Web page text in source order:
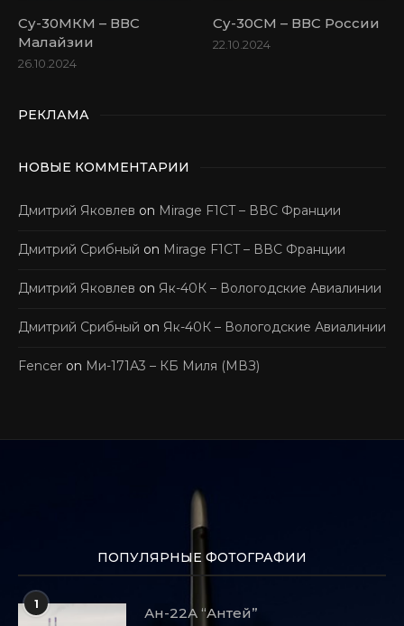
Су-30МКМ – ВВС
Малайзии
26.10.2024
Су-30СМ – ВВС России
22.10.2024
РЕКЛАМА
НОВЫЕ КОММЕНТАРИИ
Дмитрий Яковлев on Mirage F1CT – ВВС Франции
Дмитрий Срибный on Mirage F1CT – ВВС Франции
Дмитрий Яковлев on Як-40К – Вологодские Авиалинии
Дмитрий Срибный on Як-40К – Вологодские Авиалинии
Fencer on Ми-171А3 – КБ Миля (МВЗ)
ПОПУЛЯРНЫЕ ФОТОГРАФИИ
1
Ан-22А “Антей”